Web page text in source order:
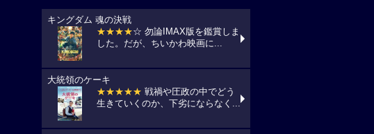
キングダム 魂の決戦
★★★★☆ 勿論IMAX版を鑑賞しま
した。だが、ちいかわ映画に...
大統領のケーキ
★★★★★ 戦禍や圧政の中でどう
生きていくのか、下劣にならなく...